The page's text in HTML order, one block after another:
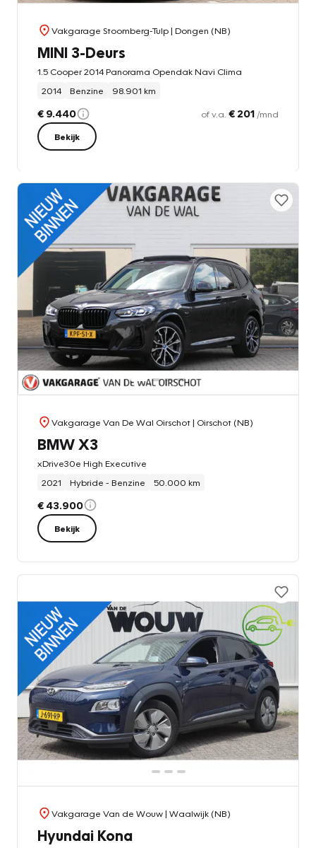
Vakgarage Stoomberg-Tulp| Dongen (NB)
MINI 3-Deurs
1.5 Cooper 2014 Panorama Opendak Navi Clima
2014
Benzine 98.901 km
€ 9.440 of v.a. € 201 /mnd
Bekijk
Vakgarage Van De Wal Oirschot| Oirschot (NB)
BMW X3
xDrive30e High Executive
2021
Hybride - Benzine 50.000 km
€ 43.900
Bekijk
Vakgarage Van de Wouw| Waalwijk (NB)
Hyundai Kona